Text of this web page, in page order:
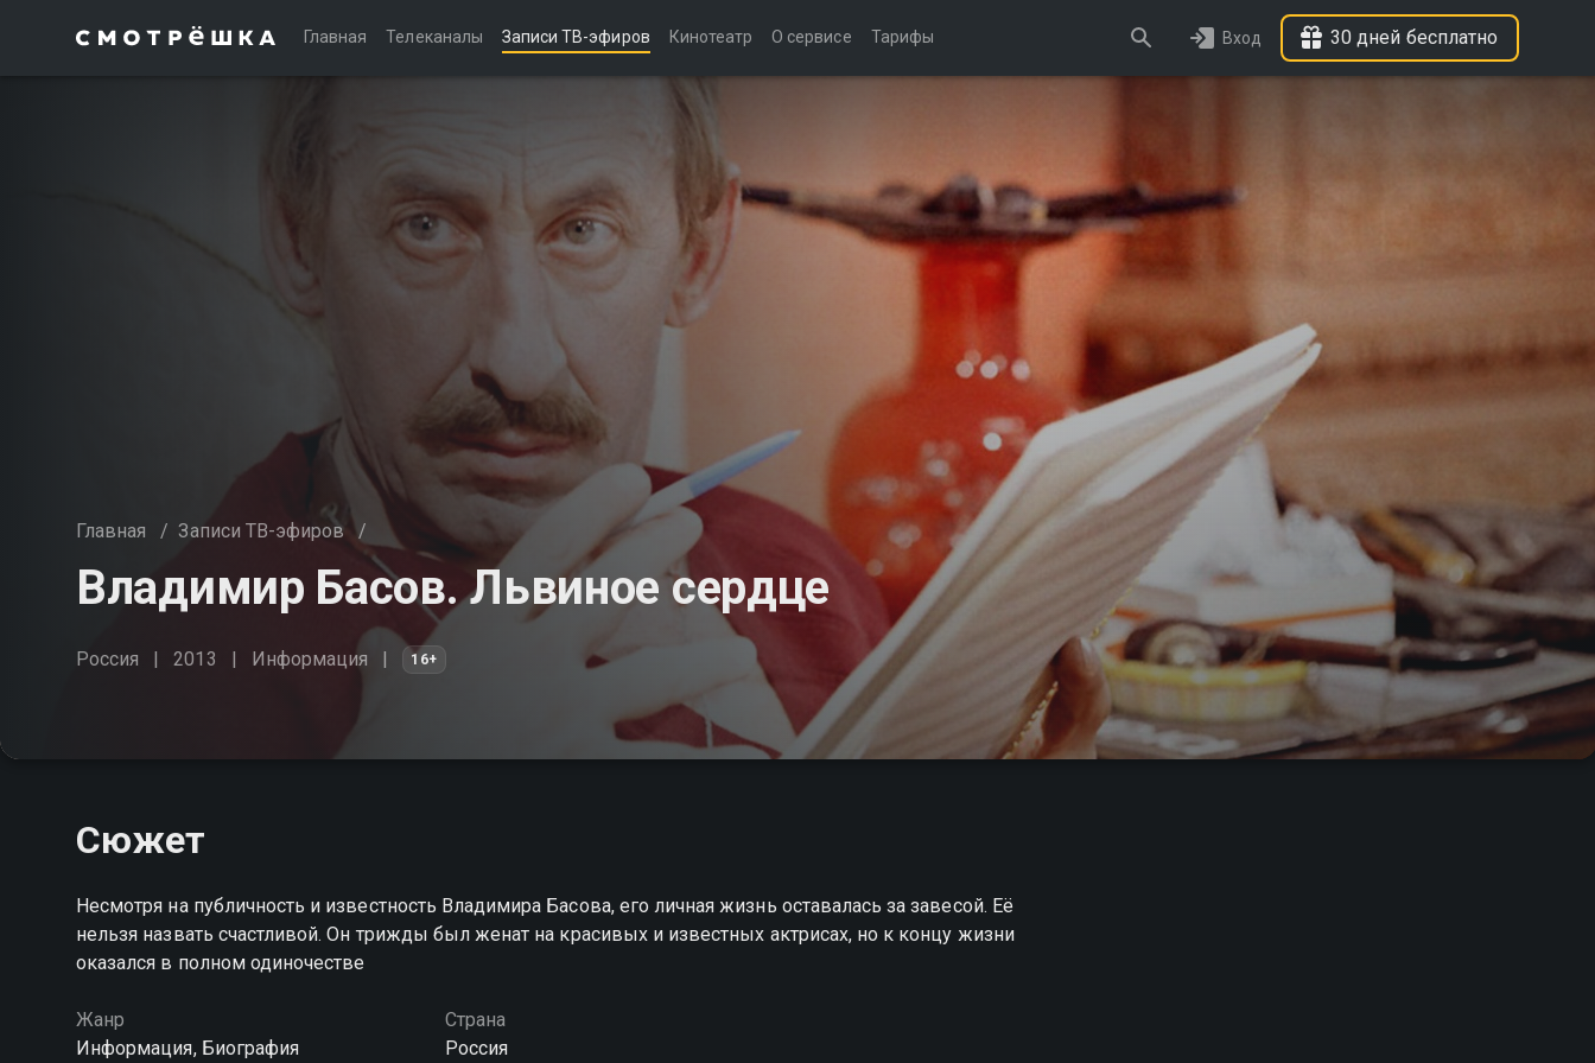
Главная Телеканалы Записи ТВ-эфиров Кинотеатр О сервисе Тарифы Вход 30 дней бесплатно
Главная / Записи ТВ-эфиров /
Владимир Басов. Львиное сердце
Россия 2013 Информация 16+
Сюжет
Несмотря на публичность и известность Владимира Басова, его личная жизнь оставалась за завесой. Её
нельзя назвать счастливой. Он трижды был женат на красивых и известных актрисах, но к концу жизни
оказался в полном одиночестве
Жанр
Информация, Биография
Страна
Россия